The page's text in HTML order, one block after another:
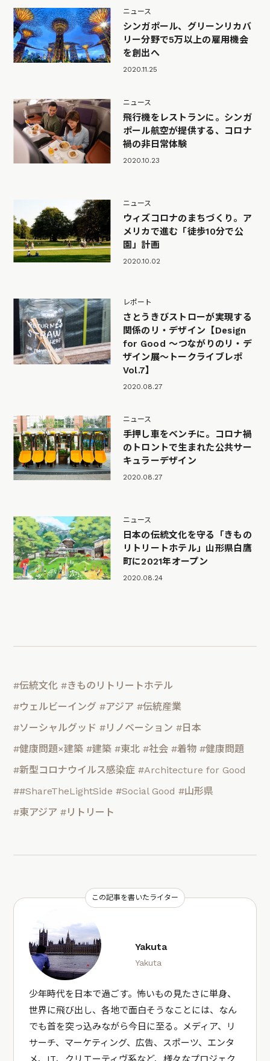
ニュース
シンガポール、グリーンリカバ
リー分野で5万以上の雇用機会
を創出へ
2020.11.25
ニュース
飛行機をレストランに。シンガ
ポール航空が提供する、コロナ
禍の非日常体験
2020.10.23
ニュース
ウィズコロナのまちづくり。ア
メリカで進む「徒歩10分で公
園」計画
2020.10.02
レポート
さとうきびストローが実現する
関係のリ・デザイン【Design
for Good 〜つながりのリ・デ
ザイン展〜トークライブレポ
Vol.7】
2020.08.27
ニュース
手押し車をベンチに。コロナ禍
のトロントで生まれた公共サー
キュラーデザイン
2020.08.27
ニュース
日本の伝統文化を守る「きもの
リトリートホテル」山形県白鷹
町に2021年オープン
2020.08.24
#伝統文化 #きものリトリートホテル
#ウェルビーイング #アジア #伝統産業
#ソーシャルグッド #リノベーション #日本
#健康問題×建築 #建築 #東北 #社会 #着物 #健康問題
#新型コロナウイルス感染症 #Architecture for Good
##ShareTheLightSide #Social Good #山形県
#東アジア #リトリート
この記事を書いたライター
Yakuta
Yakuta
少年時代を日本で過ごす。怖いもの見たさに単身、
世界に飛び出し、各地で面白そうなことには、なん
でも首を突っ込みながら今日に至る。メディア、リ
サーチ、マーケティング、広告、スポーツ、エンタ